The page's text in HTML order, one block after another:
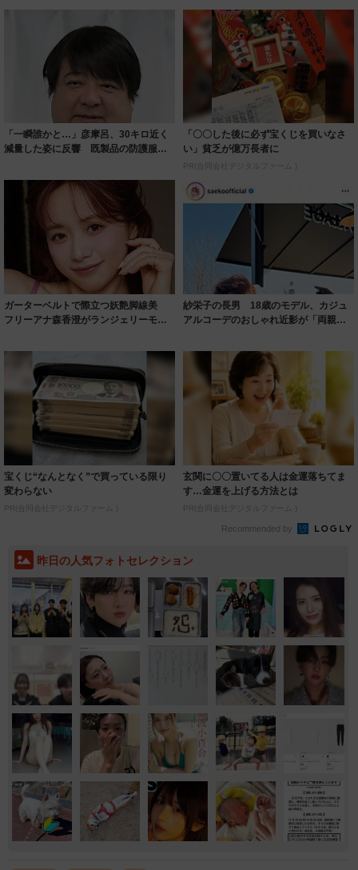
「一瞬誰かと…」彦摩呂、30キロ近く
減量した姿に反響 既製品の防護服が
「〇〇した後に必ず宝くじを買いなさ
い」貧乏が億万長者に
PR(合同会社デジタルファーム )
ガーターベルトで際立つ妖艶脚線美
フリーアナ森香澄がランジェリーモデ
紗栄子の長男 18歳のモデル、カジュ
アルコーデのおしゃれ近影が「両親の
宝くじ“なんとなく”で買っている限り
変わらない
PR(合同会社デジタルファーム )
玄関に〇〇置いてる人は金運落ちてま
す…金運を上げる方法とは
PR(合同会社デジタルファーム )
Recommended by
昨日の人気フォトセレクション